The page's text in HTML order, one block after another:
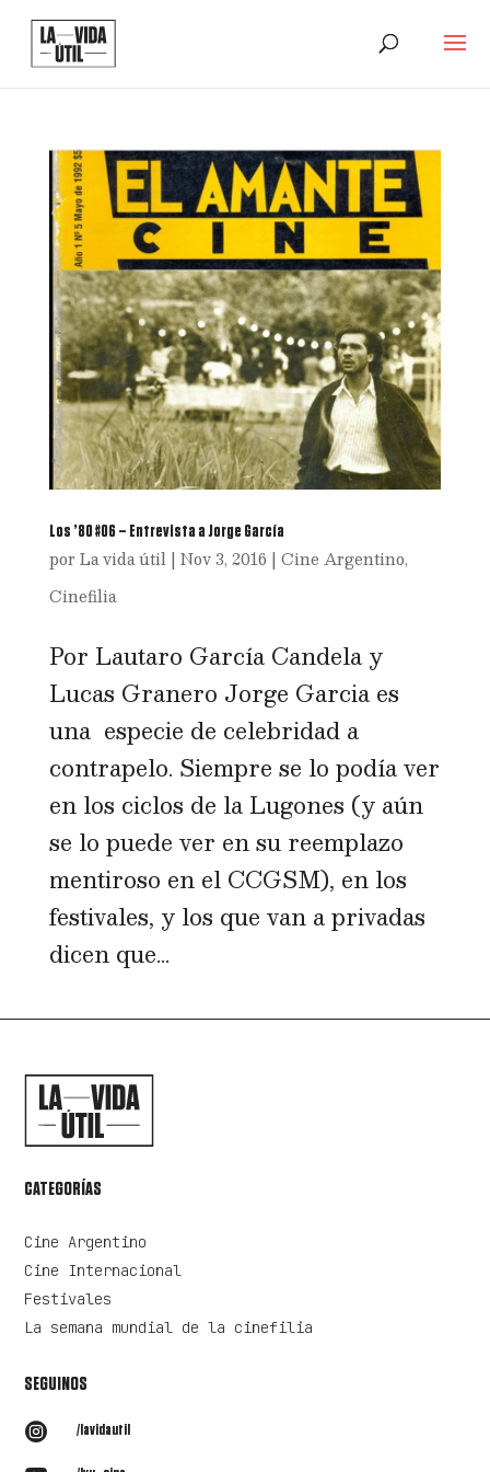
Los ’80 #06 – Entrevista a Jorge García
por La vida útil| Nov 3, 2016 | Cine Argentino,
Cinefilia
Por Lautaro García Candela y
Lucas Granero Jorge Garcia es
una especie de celebridad a
contrapelo. Siempre se lo podía ver
en los ciclos de la Lugones (y aún
se lo puede ver en su reemplazo
mentiroso en el CCGSM), en los
festivales, y los que van a privadas
dicen que...
CATEGORÍAS
Cine Argentino
Cine Internacional
Festivales
La semana mundial de la cinefilia
SEGUINOS
 /lavidautil